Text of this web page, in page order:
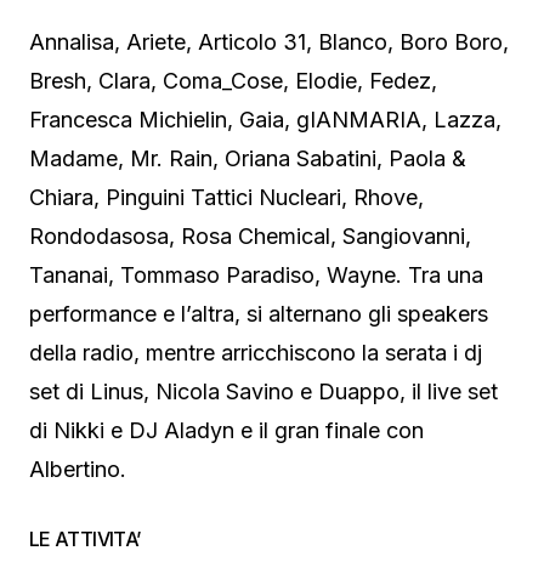
Annalisa, Ariete, Articolo 31, Blanco, Boro Boro,
Bresh, Clara, Coma_Cose, Elodie, Fedez,
Francesca Michielin, Gaia, gIANMARIA, Lazza,
Madame, Mr. Rain, Oriana Sabatini, Paola &
Chiara, Pinguini Tattici Nucleari, Rhove,
Rondodasosa, Rosa Chemical, Sangiovanni,
Tananai, Tommaso Paradiso, Wayne. Tra una
performance e l’altra, si alternano gli speakers
della radio, mentre arricchiscono la serata i dj
set di Linus, Nicola Savino e Duappo, il live set
di Nikki e DJ Aladyn e il gran finale con
Albertino.
LE ATTIVITA’